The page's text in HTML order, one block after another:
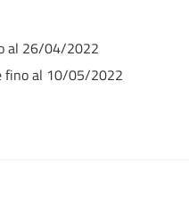
al 26/04/2022
fino al 10/05/2022